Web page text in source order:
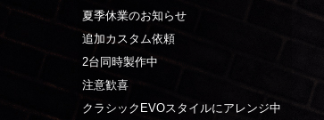
夏季休業のお知らせ
追加カスタム依頼
2台同時製作中
注意歓喜
クラシックEVOスタイルにアレンジ中